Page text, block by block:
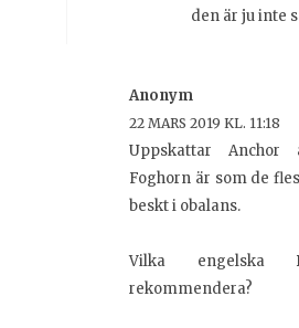
den är ju inte
Anonym
22 MARS 2019 KL. 11:18
Uppskattar
Foghorn är som de
beskt i obalans.
Vilka engelska
rekommendera?